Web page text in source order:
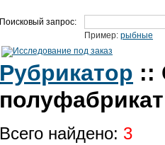
Поисковый запрос:
Пример: рыбные
Рубрикатор ::
Всего найдено: 3